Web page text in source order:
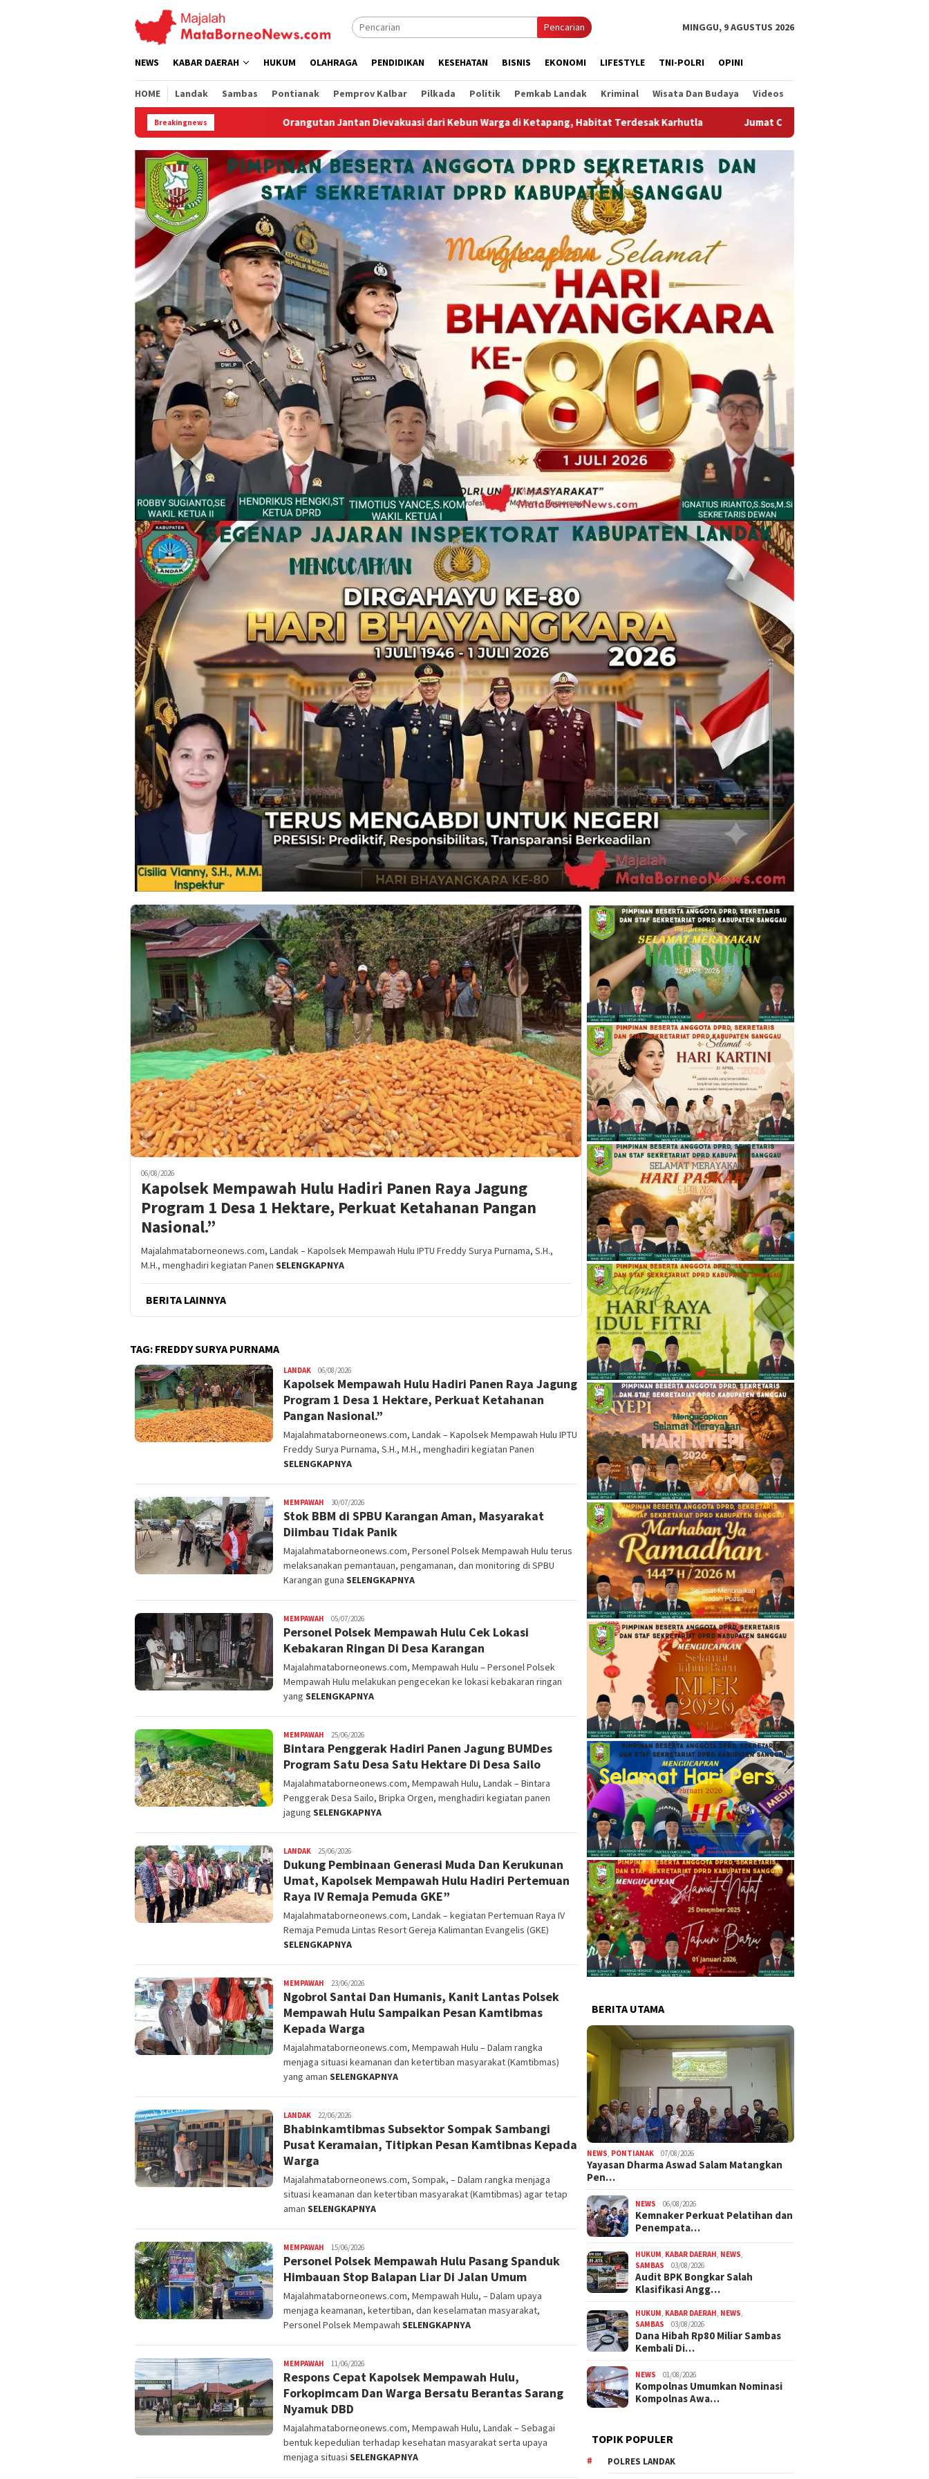
Pencarian MINGGU, 9 AGUSTUS 2026
NEWS KABAR DAERAH HUKUM OLAHRAGA PENDIDIKAN KESEHATAN BISNIS EKONOMI LIFESTYLE TNI-POLRI OPINI
HOME Landak Sambas Pontianak Pemprov Kalbar Pilkada Politik Pemkab Landak Kriminal Wisata Dan Budaya Videos
Breakingnews
Orangutan Jantan Dievakuasi dari Kebun Warga di Ketapang, Habitat Terdesak Karhutla Jumat Curhat Polres Landak, Mahasiswa Soroti PETI, BBM Hingga
06/08/2026
Kapolsek Mempawah Hulu Hadiri Panen Raya Jagung
Program 1 Desa 1 Hektare, Perkuat Ketahanan Pangan
Nasional.”
Majalahmataborneonews.com, Landak – Kapolsek Mempawah Hulu IPTU Freddy Surya Purnama, S.H.,
M.H., menghadiri kegiatan Panen SELENGKAPNYA
BERITA LAINNYA
TAG: FREDDY SURYA PURNAMA
LANDAK alvinrpk75
rifangga
06/08/2026
Kapolsek Mempawah Hulu Hadiri Panen Raya Jagung
Program 1 Desa 1 Hektare, Perkuat Ketahanan
Pangan Nasional.”
Majalahmataborneonews.com, Landak – Kapolsek Mempawah Hulu IPTU
Freddy Surya Purnama, S.H., M.H., menghadiri kegiatan Panen
SELENGKAPNYA
MEMPAWAH alvinrpk75
rifangga
30/07/2026
Stok BBM di SPBU Karangan Aman, Masyarakat
Diimbau Tidak Panik
Majalahmataborneonews.com, Personel Polsek Mempawah Hulu terus
melaksanakan pemantauan, pengamanan, dan monitoring di SPBU
Karangan guna SELENGKAPNYA
MEMPAWAH alvinrpk75
rifangga
05/07/2026
Personel Polsek Mempawah Hulu Cek Lokasi
Kebakaran Ringan Di Desa Karangan
Majalahmataborneonews.com, Mempawah Hulu – Personel Polsek
Mempawah Hulu melakukan pengecekan ke lokasi kebakaran ringan
yang SELENGKAPNYA
MEMPAWAH alvinrpk75
rifangga
25/06/2026
Bintara Penggerak Hadiri Panen Jagung BUMDes
Program Satu Desa Satu Hektare Di Desa Sailo
Majalahmataborneonews.com, Mempawah Hulu, Landak – Bintara
Penggerak Desa Sailo, Bripka Orgen, menghadiri kegiatan panen
jagung SELENGKAPNYA
LANDAK alvinrpk75
rifangga
25/06/2026
Dukung Pembinaan Generasi Muda Dan Kerukunan
Umat, Kapolsek Mempawah Hulu Hadiri Pertemuan
Raya IV Remaja Pemuda GKE”
Majalahmataborneonews.com, Landak – kegiatan Pertemuan Raya IV
Remaja Pemuda Lintas Resort Gereja Kalimantan Evangelis (GKE)
SELENGKAPNYA
MEMPAWAH alvinrpk75
rifangga
23/06/2026
Ngobrol Santai Dan Humanis, Kanit Lantas Polsek
Mempawah Hulu Sampaikan Pesan Kamtibmas
Kepada Warga
Majalahmataborneonews.com, Mempawah Hulu – Dalam rangka
menjaga situasi keamanan dan ketertiban masyarakat (Kamtibmas)
yang aman SELENGKAPNYA
LANDAK alvinrpk75
rifangga
22/06/2026
Bhabinkamtibmas Subsektor Sompak Sambangi
Pusat Keramaian, Titipkan Pesan Kamtibnas Kepada
Warga
Majalahmataborneonews.com, Sompak, – Dalam rangka menjaga
situasi keamanan dan ketertiban masyarakat (Kamtibmas) agar tetap
aman SELENGKAPNYA
MEMPAWAH alvinrpk75
rifangga
15/06/2026
Personel Polsek Mempawah Hulu Pasang Spanduk
Himbauan Stop Balapan Liar Di Jalan Umum
Majalahmataborneonews.com, Mempawah Hulu, – Dalam upaya
menjaga keamanan, ketertiban, dan keselamatan masyarakat,
Personel Polsek Mempawah SELENGKAPNYA
MEMPAWAH alvinrpk75
rifangga
11/06/2026
Respons Cepat Kapolsek Mempawah Hulu,
Forkopimcam Dan Warga Bersatu Berantas Sarang
Nyamuk DBD
Majalahmataborneonews.com, Mempawah Hulu, Landak – Sebagai
bentuk kepedulian terhadap kesehatan masyarakat serta upaya
menjaga situasi SELENGKAPNYA
BERITA UTAMA
NEWS PONTIANAK 07/08/2026
Yayasan Dharma Aswad Salam Matangkan
Pen…
NEWS 06/08/2026
Kemnaker Perkuat Pelatihan dan
Penempata…
HUKUM KABAR DAERAH NEWS
SAMBAS
03/08/2026
Audit BPK Bongkar Salah
Klasifikasi Angg…
HUKUM KABAR DAERAH NEWS
SAMBAS
03/08/2026
Dana Hibah Rp80 Miliar Sambas
Kembali Di…
NEWS 01/08/2026
Kompolnas Umumkan Nominasi
Kompolnas Awa…
TOPIK POPULER
POLRES LANDAK